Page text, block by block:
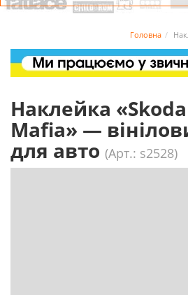
Головна
Наклейка
Mafia» —
для авто (Арт.: s2528)